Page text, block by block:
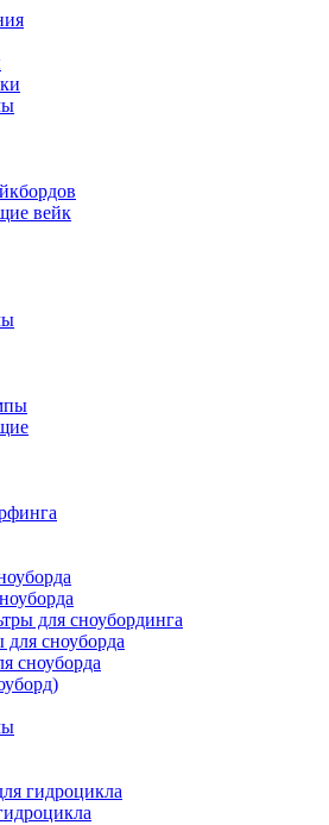
вейк
для сноубординга
сноуборда
сноуборда
гидроцикла